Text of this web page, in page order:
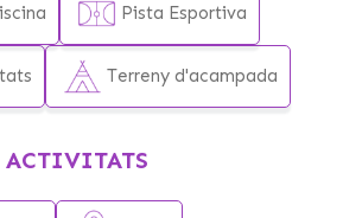
Pista Esportiva
Terreny d'acampada
ACTIVITATS